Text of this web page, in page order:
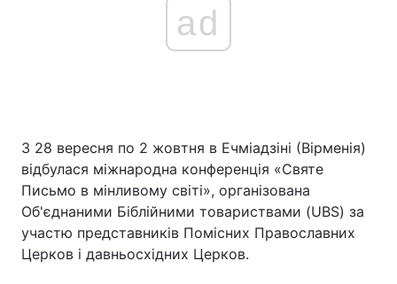
ad
З 28 вересня по 2 жовтня в Ечміадзіні (Вірменія)
відбулася міжнародна конференція «Святе
Письмо в мінливому світі», організована
Об'єднаними Біблійними товариствами (UBS) за
участю представників Помісних Православних
Церков і давньосхідних Церков.